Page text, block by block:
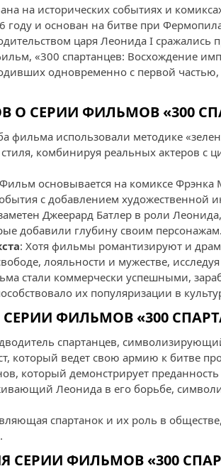
на исторических событиях и
и основан на битве при
царя Леонида I сражались
«300 спартанцев: Восхождение
одновременно с первой
О СЕРИИ ФИЛЬМОВ «300
фильма использовали методике
комбинируя реальных актеров с
основывается на комиксе
с добавлением художественной
Джеерард Батлер в роли
добавили глубину своим персонажам.
: Хотя фильмы романтизируют и
лояльности и мужестве, исследуя
стали коммерчески успешными,
их популяризации в
ФИЛЬМОВ «300
спартанцев,
который ведет свою армию к битве
который демонстрирует преданность
Леонида в его борьбе,
спартанок и их роль в
СЕРИИ ФИЛЬМОВ «300